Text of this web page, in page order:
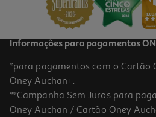
Informações para pagamentos
*para pagamentos com o Cartão
Oney Auchan+.
**Campanha Sem Juros para
Oney Auchan / Cartão Oney